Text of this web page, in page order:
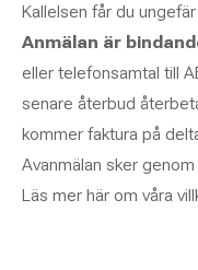
Kallelsen får du
Anmälan är
eller telefonsamtal till
senare återbud
kommer faktura på
Avanmälan sker
Läs mer här om våra